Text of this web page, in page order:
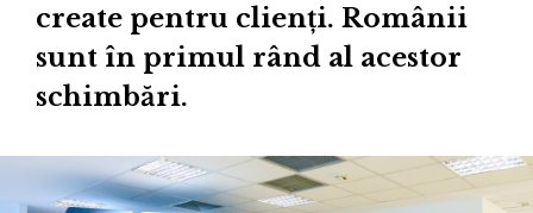
create pentru clienți. Românii
sunt în primul rând al acestor
schimbări.